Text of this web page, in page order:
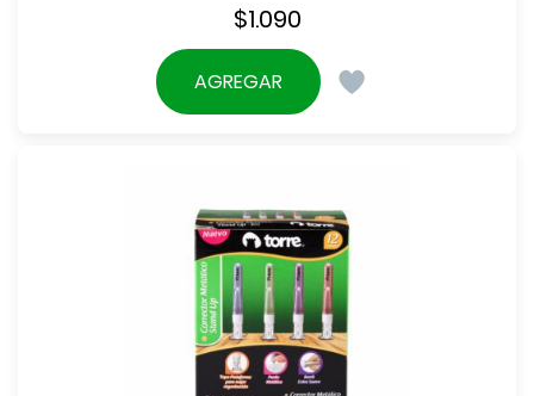
$1.090
AGREGAR